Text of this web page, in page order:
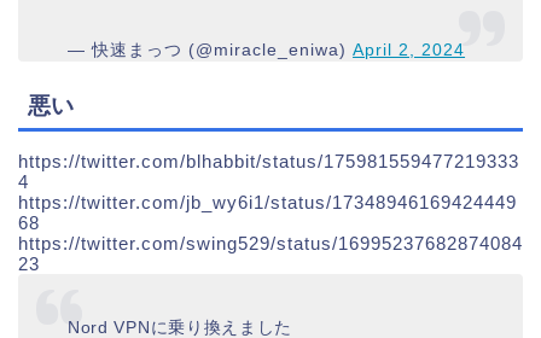
— 快速まっつ (@miracle_eniwa)April 2, 2024
悪い
https://twitter.com/blhabbit/status/175981559477219333
4
https://twitter.com/jb_wy6i1/status/17348946169424449
68
https://twitter.com/swing529/status/16995237682874084
23
Nord VPNに乗り換えました